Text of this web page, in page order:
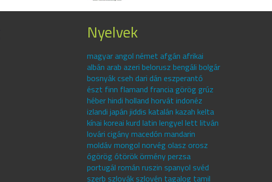
Nyelvek
magyar angol német afgán afrikai
albán arab azeri belorusz bengáli bolgár
bosnyák cseh dari dán eszperantó
észt finn flamand francia görög grúz
héber hindi holland horvát indonéz
izlandi japán jiddis katalán kazah kelta
kínai koreai kurd latin lengyel lett litván
lovári cigány macedón mandarin
moldáv mongol norvég olasz orosz
ógörög ótörök örmény perzsa
portugál román ruszin spanyol svéd
szerb szlovák szlovén tagalog tamil